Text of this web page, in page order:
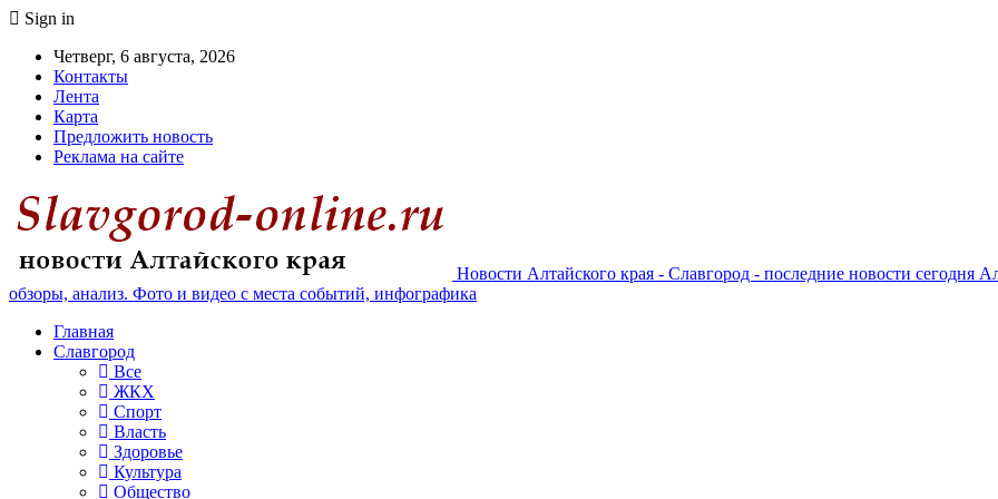
Sign in
Четверг, 6 августа, 2026
Контакты
Лента
Карта
Предложить новость
Реклама на сайте
Новости Алтайского края - Славгород - последние новости сегодня
обзоры, анализ. Фото и видео с места событий, инфографика
Главная
Славгород
Все
ЖКХ
Спорт
Власть
Здоровье
Культура
Общество